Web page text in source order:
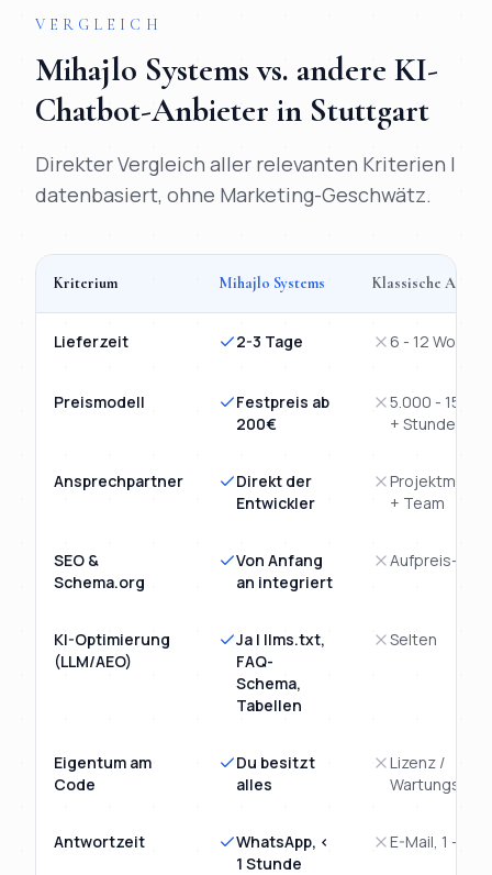
VERGLEICH
Mihajlo Systems vs. andere KI-
Chatbot-Anbieter in Stuttgart
Direkter Vergleich aller relevanten Kriterien |
datenbasiert, ohne Marketing-Geschwätz.
Kriterium Mihajlo Systems Klassische
Lieferzeit 2-3 Tage 6 - 12 Wochen
Preismodell
Festpreis ab
200€
5.000 -
+ Stunden
Ansprechpartner
Direkt der
Entwickler
+ Team
SEO &
Schema.org
Von Anfang
an integriert
Aufpreis-
KI-Optimierung
(LLM/AEO)
Ja | llms.txt,
FAQ-
Schema,
Tabellen
Selten
Eigentum am
Code
Du besitzt
alles
Lizenz /
Antwortzeit
WhatsApp, <
1 Stunde
E-Mail, 1 - 3